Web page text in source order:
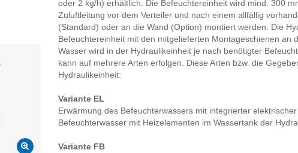
oder 2 kg/h) erhältlich. Die Befeuchtereinheit wird mind. 300
Zuluftleitung vor dem Verteiler und nach einem allfällig
(Standard) oder an die Wand (Option) montiert werden. Die
Befeuchtereinheit mit den mitgelieferten Montageschienen an
Wasser wird in der Hydraulikeinheit je nach benötigter
kann auf mehrere Arten erfolgen. Diese Arten bzw. die
Hydraulikeinheit:
Variante EL
Erwärmung des Befeuchterwassers mit integrierter
Befeuchterwasser mit Heizelementen im Wassertank der
Variante FB